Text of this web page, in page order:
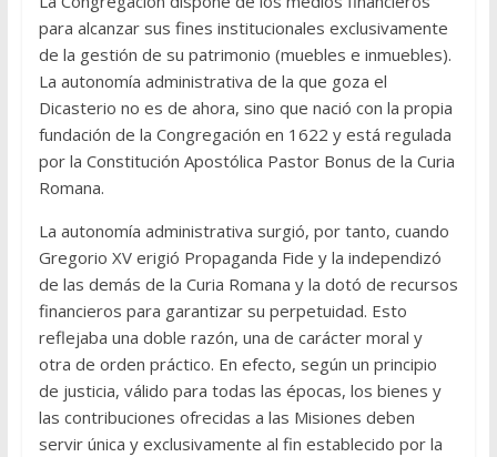
para alcanzar sus fines institucionales exclusivamente
de la gestión de su patrimonio (muebles e inmuebles).
La autonomía administrativa de la que goza el
Dicasterio no es de ahora, sino que nació con la propia
fundación de la Congregación en 1622 y está regulada
por la Constitución Apostólica Pastor Bonus de la Curia
Romana.
La autonomía administrativa surgió, por tanto, cuando
Gregorio XV erigió Propaganda Fide y la independizó
de las demás de la Curia Romana y la dotó de recursos
financieros para garantizar su perpetuidad. Esto
reflejaba una doble razón, una de carácter moral y
otra de orden práctico. En efecto, según un principio
de justicia, válido para todas las épocas, los bienes y
las contribuciones ofrecidas a las Misiones deben
servir única y exclusivamente al fin establecido por la